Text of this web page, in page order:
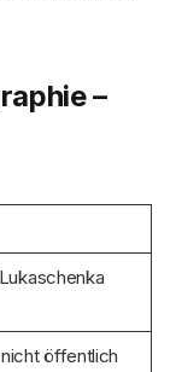
–
öffentlich